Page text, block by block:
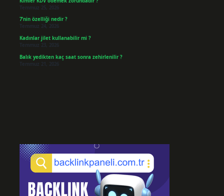
Temmuz 25, 2026
7’nin özelliği nedir ?
Temmuz 24, 2026
Kadınlar jilet kullanabilir mi ?
Temmuz 23, 2026
Balık yedikten kaç saat sonra zehirlenilir ?
Temmuz 21, 2026